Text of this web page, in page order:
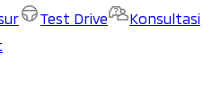
Test Drive
Konsultasi